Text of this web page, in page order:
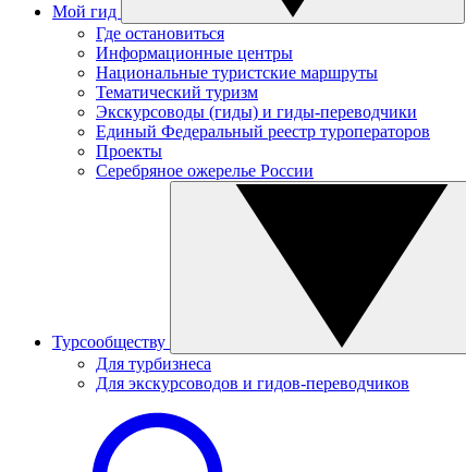
Мой гид
Где остановиться
Информационные центры
Национальные туристские маршруты
Тематический туризм
Экскурсоводы (гиды) и гиды-переводчики
Единый Федеральный реестр туроператоров
Проекты
Серебряное ожерелье России
Турсообществу
Для турбизнеса
Для экскурсоводов и гидов-переводчиков